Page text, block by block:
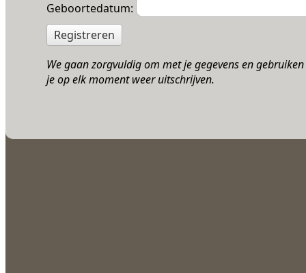
Geboortedatum:
Registreren
We gaan zorgvuldig om met je gegevens en
je op elk moment weer uitschrijven.